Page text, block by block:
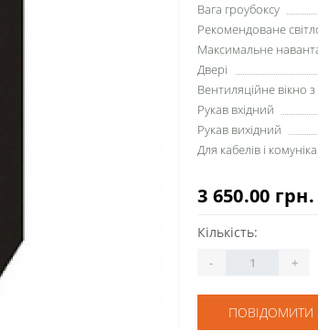
Вага гроубоксу
Рекомендоване
Максимальне
Двері
Вентиляційне вікно
Рукав вхідний
Рукав вихідний
Для кабелів і
3 650.00 грн.
Кількість:
- +
ПОВІДОМИТИ